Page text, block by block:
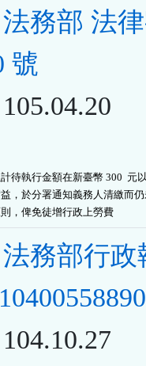
法務部 法
號
105.04.20
待執行金額在新臺幣 300  元
，於分署通知義務人清繳而
，俾免徒增行政上勞費
法務部行政
104.10.27